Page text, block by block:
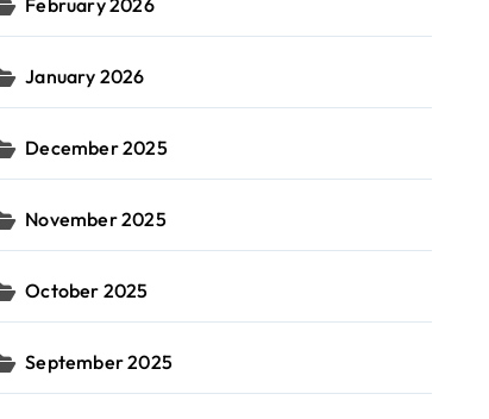
February 2026
January 2026
December 2025
November 2025
October 2025
September 2025